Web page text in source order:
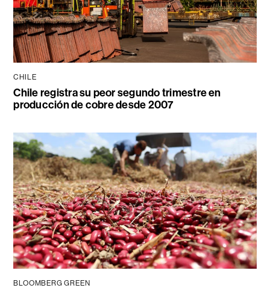
CHILE
Chile registra su peor segundo trimestre en
producción de cobre desde 2007
BLOOMBERG GREEN